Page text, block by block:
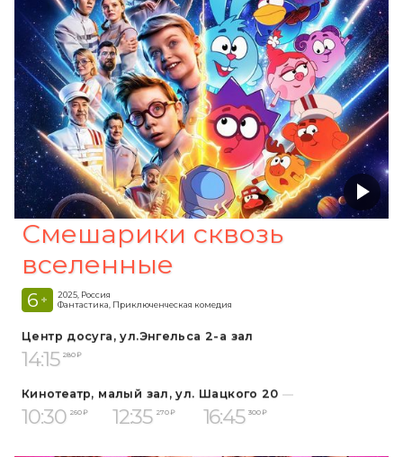
Смешарики сквозь
вселенные
6 +
2025, Россия
Фантастика, Приключенческая комедия
Центр досуга, ул.Энгельса 2-а зал
14:15 280 ₽
Кинотеатр, малый зал, ул. Шацкого 20
10:30 260 ₽ 12:35 270 ₽ 16:45 300 ₽